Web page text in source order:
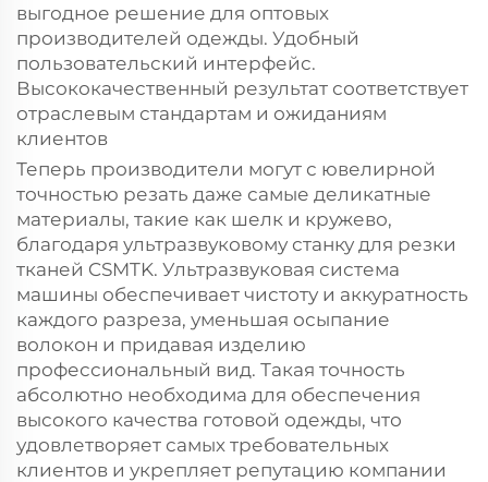
выгодное решение для оптовых
производителей одежды. Удобный
пользовательский интерфейс.
Высококачественный результат соответствует
отраслевым стандартам и ожиданиям
клиентов
Теперь производители могут с ювелирной
точностью резать даже самые деликатные
материалы, такие как шелк и кружево,
благодаря ультразвуковому станку для резки
тканей CSMTK. Ультразвуковая система
машины обеспечивает чистоту и аккуратность
каждого разреза, уменьшая осыпание
волокон и придавая изделию
профессиональный вид. Такая точность
абсолютно необходима для обеспечения
высокого качества готовой одежды, что
удовлетворяет самых требовательных
клиентов и укрепляет репутацию компании